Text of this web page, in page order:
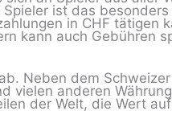
ist das
in CHF tätigen
kann auch Gebühren
Neben dem
vielen anderen
der Welt, die Wert